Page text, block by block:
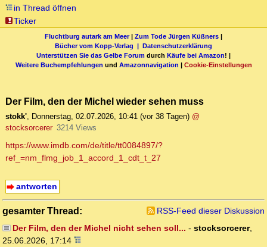
in Thread öffnen
Ticker
Fluchtburg autark am Meer| Zum Tode Jürgen Küßners |
Bücher vom Kopp-Verlag | Datenschutzerklärung
Unterstützen Sie das Gelbe Forum durch Käufe bei Amazon! |
Weitere Buchempfehlungen und Amazonnavigation | Cookie-Einstellungen
Der Film, den der Michel wieder sehen muss
stokk', Donnerstag, 02.07.2026, 10:41 (vor 38 Tagen) @
stocksorcerer 3214 Views
https://www.imdb.com/de/title/tt0084897/?
ref_=nm_flmg_job_1_accord_1_cdt_t_27
antworten
gesamter Thread:
RSS-Feed dieser Diskussion
Der Film, den der Michel nicht sehen soll... - stocksorcerer,
25.06.2026, 17:14